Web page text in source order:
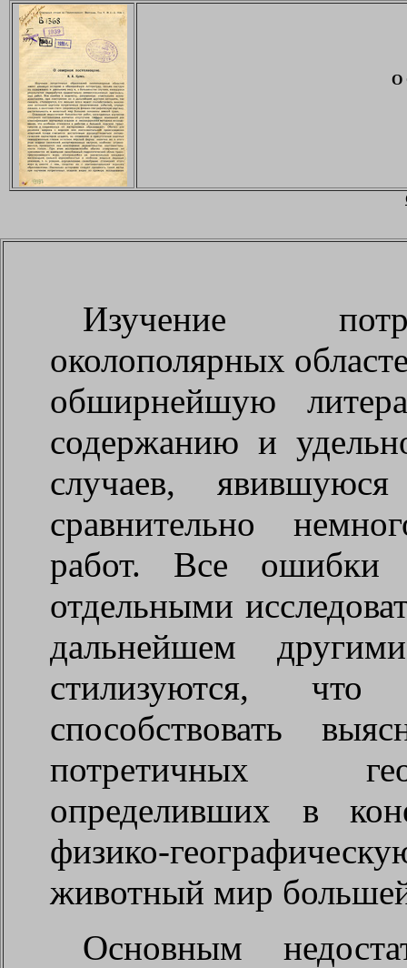
О
Изучение
околополярных
обширнейшую
содержанию и
случаев, явившуюся
сравнительно
работ. Все ошибки
отдельными
дальнейшем
стилизуются,
способствовать
потретичных
определивших в
физико-
животный мир
Основным